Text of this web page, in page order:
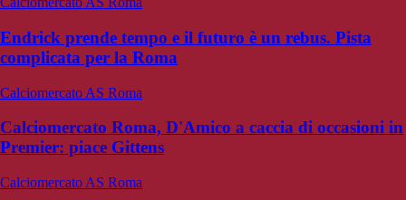
Endrick prende tempo e il futuro è un rebus. Pista
complicata per la Roma
Calciomercato AS Roma
Calciomercato Roma, D'Amico a caccia di occasioni in
Premier: piace Gittens
Calciomercato AS Roma